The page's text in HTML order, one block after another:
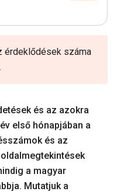
érdeklődések száma
és az azokra
első hónapjában a
és az
a magyar
Mutatjuk a